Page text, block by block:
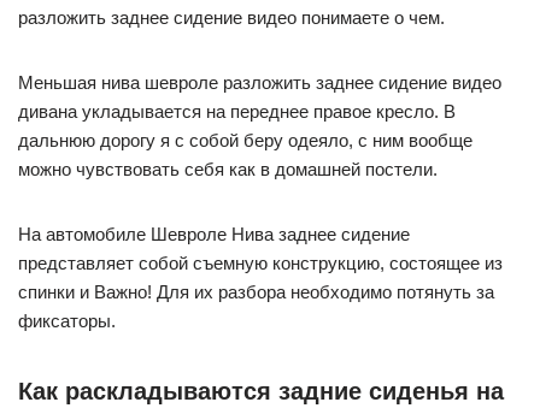
разложить заднее сидение видео понимаете о чем.
Меньшая нива шевроле разложить заднее сидение видео
дивана укладывается на переднее правое кресло. В
дальнюю дорогу я с собой беру одеяло, с ним вообще
можно чувствовать себя как в домашней постели.
На автомобиле Шевроле Нива заднее сидение
представляет собой съемную конструкцию, состоящее из
спинки и Важно! Для их разбора необходимо потянуть за
фиксаторы.
Как раскладываются задние сиденья на